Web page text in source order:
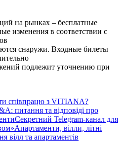
на рынках – бесплатные
изменения в соответствии с
снаружи. Входные билеты
подлежит уточнению при
співпрацю з VITIANA?
питання та відповіді про
Секретний Telegram-канал для
Апартаменти, вілли, літні
вілл та апартаментів